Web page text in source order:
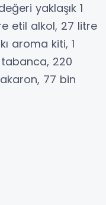
yaklaşık 1
etil alkol, 27 litre
aroma kiti, 1
tabanca, 220
77 bin